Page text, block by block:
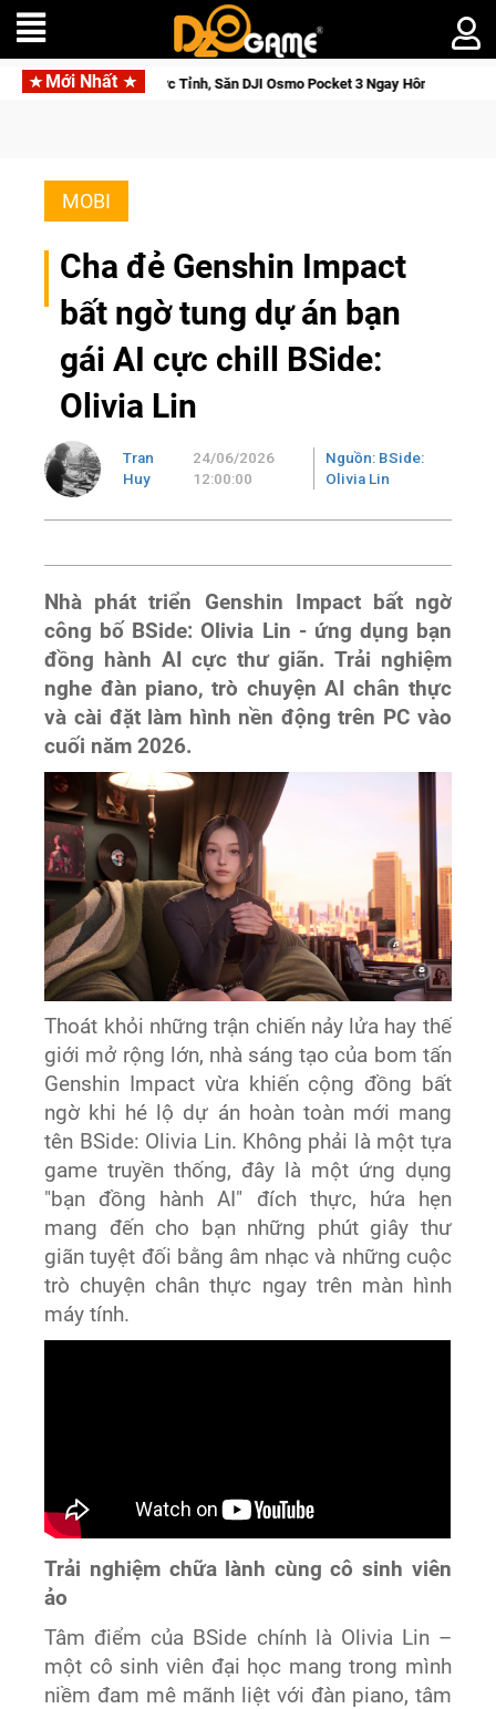
Mới Nhất
Giới Thức Tỉnh, Săn DJI Osmo Pocket 3 Ngay Hôm Nay
MOBI
Cha đẻ Genshin Impact
bất ngờ tung dự án bạn
gái AI cực chill BSide:
Olivia Lin
Tran
Huy
24/06/2026
12:00:00
Nguồn: BSide:
Olivia Lin
Nhà phát triển Genshin Impact bất ngờ
công bố BSide: Olivia Lin - ứng dụng bạn
đồng hành AI cực thư giãn. Trải nghiệm
nghe đàn piano, trò chuyện AI chân thực
và cài đặt làm hình nền động trên PC vào
cuối năm 2026.
Thoát khỏi những trận chiến nảy lửa hay thế
giới mở rộng lớn, nhà sáng tạo của bom tấn
Genshin Impact vừa khiến cộng đồng bất
ngờ khi hé lộ dự án hoàn toàn mới mang
tên BSide: Olivia Lin. Không phải là một tựa
game truyền thống, đây là một ứng dụng
"bạn đồng hành AI" đích thực, hứa hẹn
mang đến cho bạn những phút giây thư
giãn tuyệt đối bằng âm nhạc và những cuộc
trò chuyện chân thực ngay trên màn hình
máy tính.
Trải nghiệm chữa lành cùng cô sinh viên
ảo
Tâm điểm của BSide chính là Olivia Lin –
một cô sinh viên đại học mang trong mình
niềm đam mê mãnh liệt với đàn piano, tâm